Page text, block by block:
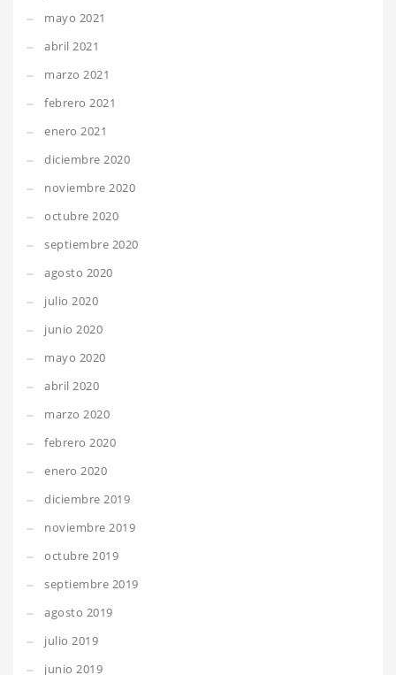
mayo 2021
abril 2021
marzo 2021
febrero 2021
enero 2021
diciembre 2020
noviembre 2020
octubre 2020
septiembre 2020
agosto 2020
julio 2020
junio 2020
mayo 2020
abril 2020
marzo 2020
febrero 2020
enero 2020
diciembre 2019
noviembre 2019
octubre 2019
septiembre 2019
agosto 2019
julio 2019
junio 2019